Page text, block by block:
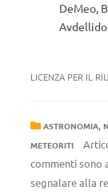
DeMeo,
LICENZA PER IL
ASTRONOMIA,
METEORITI
commenti sono
segnalare alla